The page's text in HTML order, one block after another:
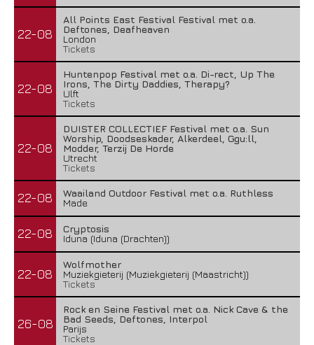
22-08
All Points East Festival Festival met o.a.
Deftones, Deafheaven
London
Tickets
22-08
Huntenpop Festival met o.a. Di-rect, Up The
Irons, The Dirty Daddies, Therapy?
Ulft
Tickets
22-08
DUISTER COLLECTIEF Festival met o.a. Sun
Worship, Doodseskader, Alkerdeel, Ggu:ll,
Modder, Terzij De Horde
Utrecht
Tickets
22-08
Waailand Outdoor Festival met o.a. Ruthless
Made
22-08
Cryptosis
Iduna (Iduna (Drachten))
22-08
Wolfmother
Muziekgieterij (Muziekgieterij (Maastricht))
Tickets
26-08
Rock en Seine Festival met o.a. Nick Cave & the
Bad Seeds, Deftones, Interpol
Parijs
Tickets